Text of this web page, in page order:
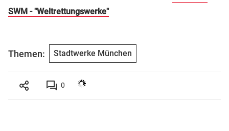
SWM - "Weltrettungswerke"
Themen: Stadtwerke München
0